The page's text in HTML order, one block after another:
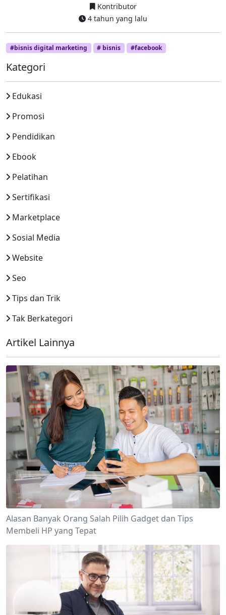
Kontributor
4 tahun yang lalu
#bisnis digital marketing # bisnis #facebook
Kategori
Edukasi
Promosi
Pendidikan
Ebook
Pelatihan
Sertifikasi
Marketplace
Sosial Media
Website
Seo
Tips dan Trik
Tak Berkategori
Artikel Lainnya
Alasan Banyak Orang Salah Pilih Gadget dan Tips
Membeli HP yang Tepat